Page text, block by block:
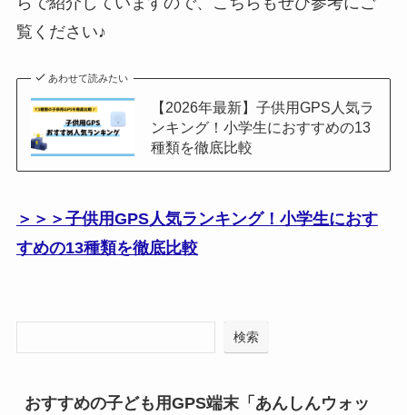
覧ください♪
あわせて読みたい
【2026年最新】子供用GPS人気ラ
ンキング！小学生におすすめの13
種類を徹底比較
＞＞＞子供用GPS人気ランキング！小学生におす
すめの13種類を徹底比較
検索
おすすめの子ども用GPS端末「あんしんウォッ